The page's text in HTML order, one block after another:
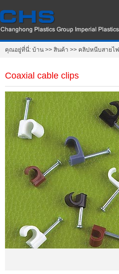
คุณอยู่ที่นี่: บ้าน >> สินค้า >> คลิปหนีบสายไฟ
Coaxial cable clips